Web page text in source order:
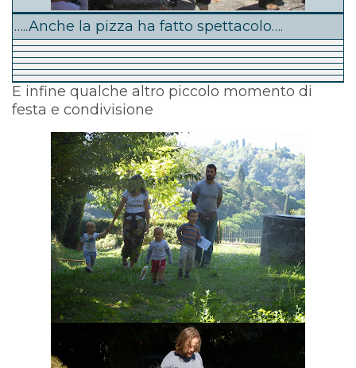
…..Anche la pizza ha fatto spettacolo….
E infine qualche altro piccolo momento di
festa e condivisione